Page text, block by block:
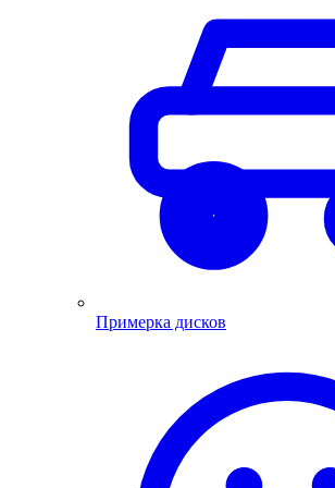
Примерка дисков